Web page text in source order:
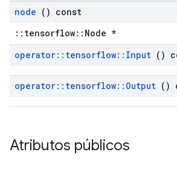
node () const
::tensorflow::Node *
operator:: tensorflow:: Input ()
operator:: tensorflow:: Output ()
Atributos públicos